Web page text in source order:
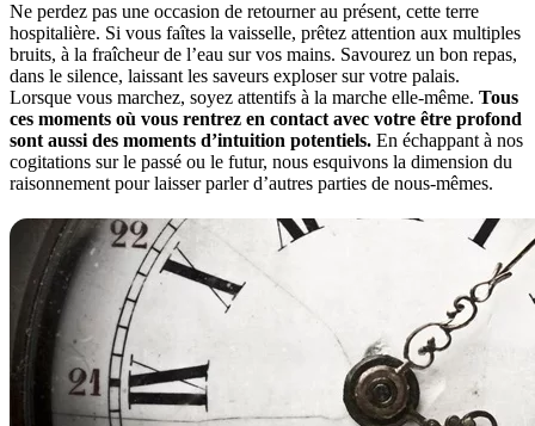
Ne perdez pas une occasion de retourner au présent, cette terre
hospitalière. Si vous faîtes la vaisselle, prêtez attention aux multiples
bruits, à la fraîcheur de l’eau sur vos mains. Savourez un bon repas,
dans le silence, laissant les saveurs exploser sur votre palais.
Lorsque vous marchez, soyez attentifs à la marche elle-même. Tous
ces moments où vous rentrez en contact avec votre être profond
sont aussi des moments d’intuition potentiels. En échappant à nos
cogitations sur le passé ou le futur, nous esquivons la dimension du
raisonnement pour laisser parler d’autres parties de nous-mêmes.